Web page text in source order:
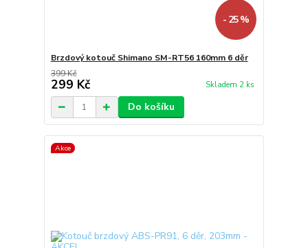
- 25 %
Brzdový kotouč Shimano SM-RT56 160mm 6 děr
399 Kč
299 Kč Skladem 2 ks
Do košíku
Akce